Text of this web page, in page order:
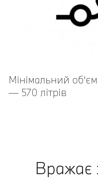
Мінімальний
— 570 літрів
Вражає